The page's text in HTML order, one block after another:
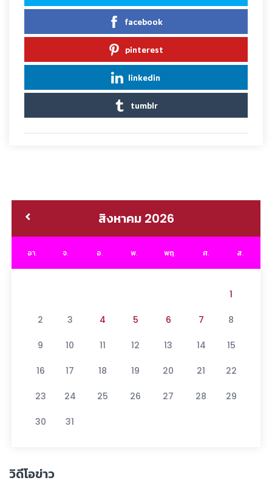
facebook
pinterest
linkedin
tumblr
สิงหาคม 2026
อา. จ. อ. พ. พฤ. ศ. ส.
1
2 3 4 5 6 7 8
9 10 11 12 13 14 15
16 17 18 19 20 21 22
23 24 25 26 27 28 29
30 31
วิดีโอข่าว